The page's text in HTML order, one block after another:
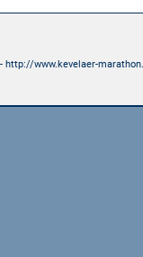
http://www.kevelaer-